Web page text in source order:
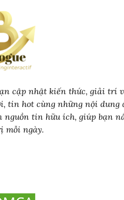
cập nhật kiến thức, giải trí
hot cùng những nội dung
tin hữu ích, giúp bạn
mỗi ngày.